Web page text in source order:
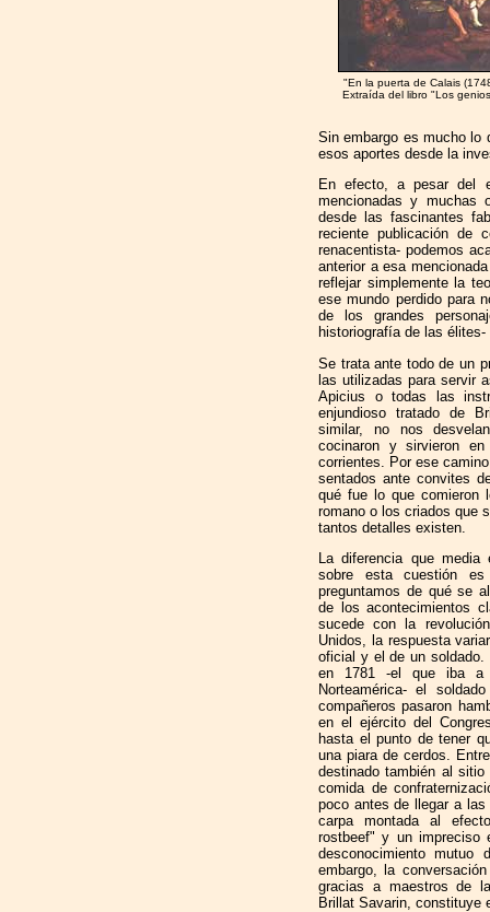
"En la puerta de Calais
Extraída del libro "Los
Sin embargo es mucho lo
esos aportes desde la
En efecto, a pesar del
mencionadas y muchas
desde las fascinantes
reciente publicación de
renacentista- podemos
anterior a esa
reflejar simplemente la
ese mundo perdido para
de los grandes
historiografía de las
Se trata ante todo de un
las utilizadas para servir
Apicius o todas las
enjundioso tratado de
similar, no nos
cocinaron y sirvieron
corrientes. Por ese
sentados ante convites
qué fue lo que comieron
romano o los criados que
tantos detalles existen.
La diferencia que
sobre esta cuestión
preguntamos de qué se
de los acontecimientos
sucede con la
Unidos, la respuesta
oficial y el de un soldado.
en 1781 -el que iba a
Norteamérica- el
compañeros pasaron
en el ejército del
hasta el punto de tener
una piara de cerdos.
destinado también al
comida de
poco antes de llegar a
carpa montada al
rostbeef" y un impreciso
desconocimiento mutuo
embargo, la
gracias a maestros de
Brillat Savarin, constituye